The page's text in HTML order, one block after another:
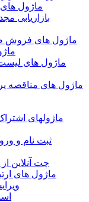
ماژول های
بازاریابی
ماژول های فروش
ماژول های
ماژول های مناقصه
ماژولهای
ثبت نام و
چت آنلاین
ماژول های